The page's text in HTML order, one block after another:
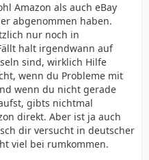
Amazon als auch eBay
abgenommen haben.
nur noch in
halt irgendwann auf
sind, wirklich Hilfe
wenn du Probleme mit
wenn du nicht gerade
gibts nichtmal
direkt. Aber ist ja auch
dir versucht in deutscher
viel bei rumkommen.